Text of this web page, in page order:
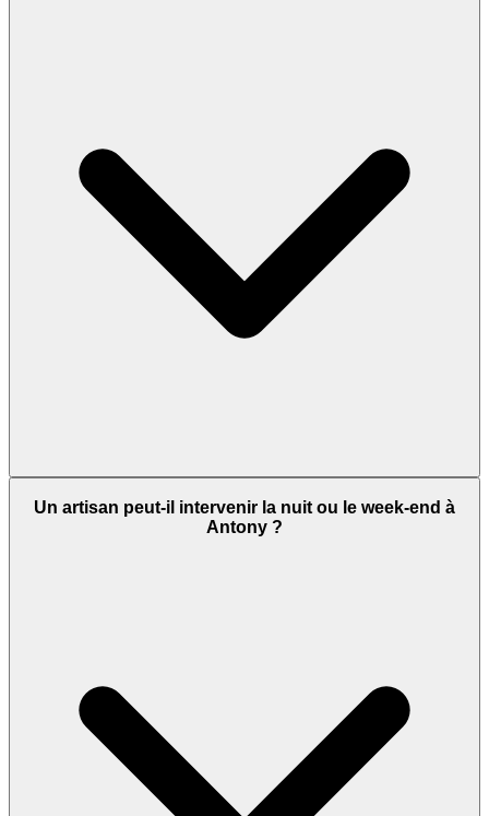
Un artisan peut-il intervenir la nuit ou le week-end à
Antony ?